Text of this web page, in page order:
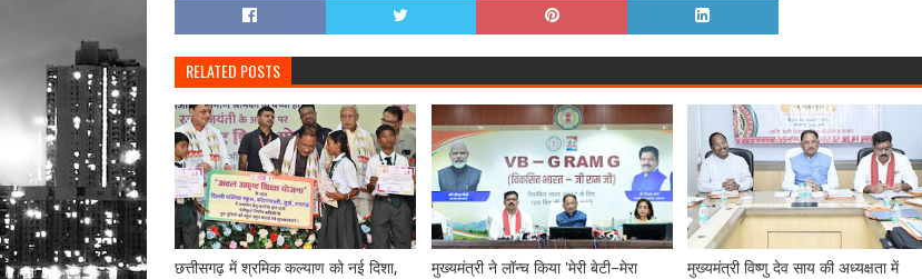
RELATED POSTS
छत्तीसगढ़ में श्रमिक कल्याण को नई दिशा,
मुख्यमंत्री ने लॉन्च किया 'मेरी बेटी–मेरा
मुख्यमंत्री विष्णु देव साय की अध्यक्षता में